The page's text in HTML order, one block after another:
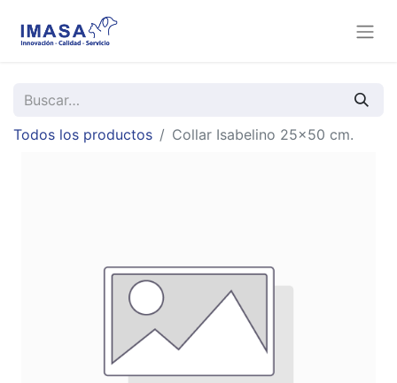
Todos los productos Collar Isabelino 25x50 cm.